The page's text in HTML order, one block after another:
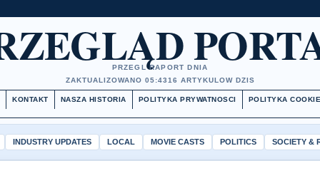
PRZEGL RAPORT DNIA
ZAKTUALIZOWANO 05:4316 ARTYKULOW DZIS
KONTAKT NASZA HISTORIA POLITYKA PRYWATNOSCI POLITYKA
INDUSTRY UPDATES LOCAL MOVIE CASTS POLITICS SOCIETY &